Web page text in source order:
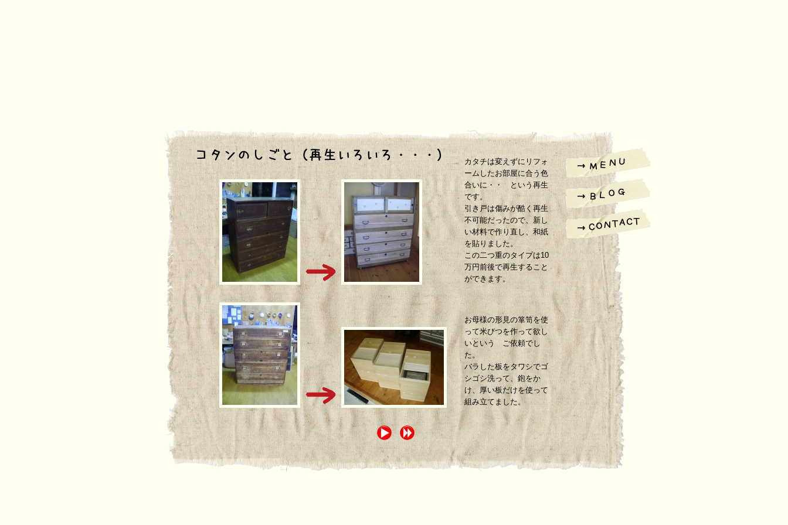
カタチは変えずにリフォ
ームしたお部屋に合う色
合いに・・ という再生
です。
引き戸は傷みが酷く再生
不可能だったので、新し
い材料で作り直し、和紙
を貼りました。
この二つ重のタイプは10
万円前後で再生すること
ができます。
お母様の形見の箪笥を使
って米びつを作って欲し
いという ご依頼でし
た。
バラした板をタワシでゴ
シゴシ洗って、鉋をか
け、厚い板だけを使って
組み立てました。